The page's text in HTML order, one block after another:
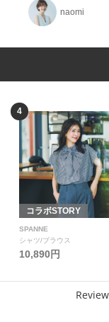
naomi
4
コラボSTORY
SPANNE
シャツ/ブラウス
10,890円